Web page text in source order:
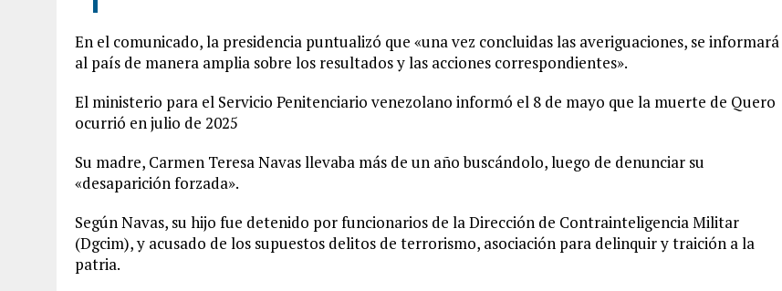
En el comunicado, la presidencia puntualizó que «una vez concluidas las averiguaciones, se informará
al país de manera amplia sobre los resultados y las acciones correspondientes».
El ministerio para el Servicio Penitenciario venezolano informó el 8 de mayo que la muerte de Quero
ocurrió en julio de 2025
Su madre, Carmen Teresa Navas llevaba más de un año buscándolo, luego de denunciar su
«desaparición forzada».
Según Navas, su hijo fue detenido por funcionarios de la Dirección de Contrainteligencia Militar
(Dgcim), y acusado de los supuestos delitos de terrorismo, asociación para delinquir y traición a la
patria.